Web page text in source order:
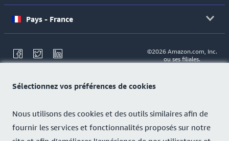
Sélectionnez vos préférences de cookies
Nous utilisons des cookies et des outils similaires afin de
fournir les services et fonctionnalités proposés sur notre
Pays - France
©2026 Amazon.com, Inc.
ou ses filiales.